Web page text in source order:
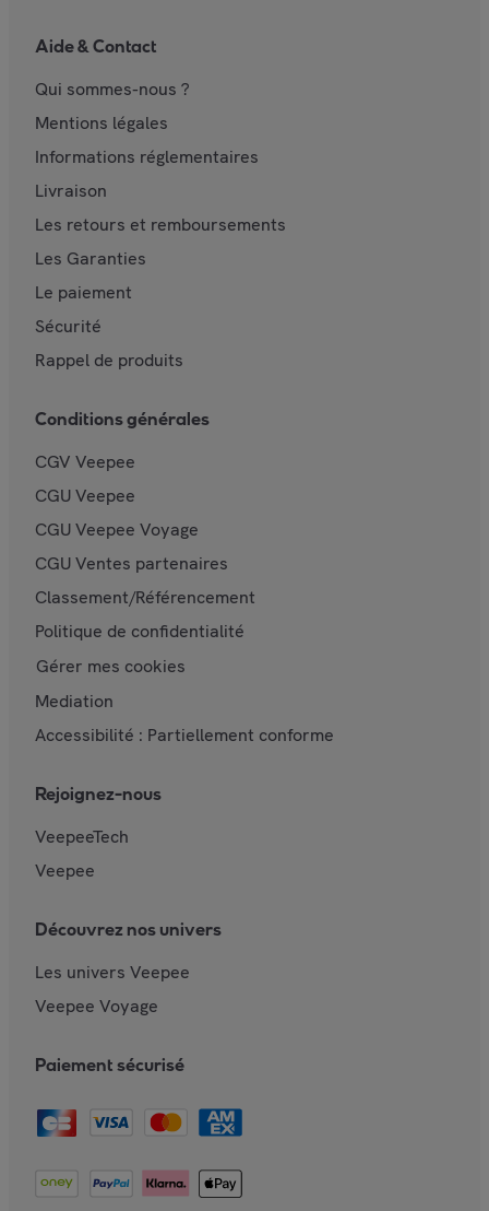
Aide & Contact
Qui sommes-nous ?
Mentions légales
Informations réglementaires
Livraison
Les retours et remboursements
Les Garanties
Le paiement
Sécurité
Rappel de produits
Conditions générales
CGV Veepee
CGU Veepee
CGU Veepee Voyage
CGU Ventes partenaires
Classement/Référencement
Politique de confidentialité
Gérer mes cookies
Mediation
Accessibilité : Partiellement conforme
Rejoignez-nous
VeepeeTech
Veepee
Découvrez nos univers
Les univers Veepee
Veepee Voyage
Paiement sécurisé